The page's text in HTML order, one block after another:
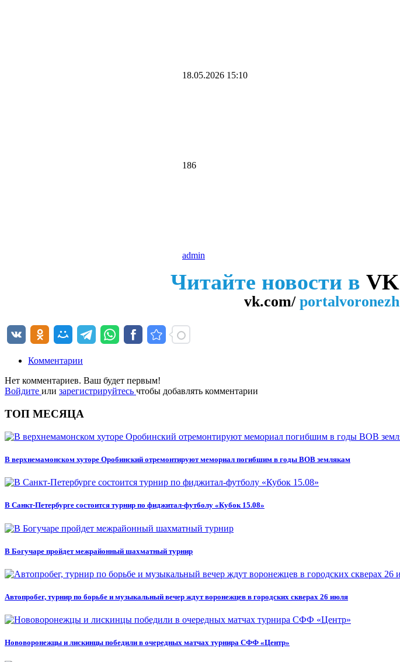
18.05.2026 15:10
186
admin
Читайте новости в VK
vk.com/ portalvoronezh
Комментарии
Нет комментариев. Ваш будет первым!
Войдите или зарегистрируйтесь чтобы добавлять комментарии
ТОП МЕСЯЦА
В верхнемамонском хуторе Оробинский отремонтируют мемориал погибшим в годы ВОВ землякам
В Санкт-Петербурге состоится турнир по фиджитал-футболу «Кубок 15.08»
В Богучаре пройдет межрайонный шахматный турнир
Автопробег, турнир по борьбе и музыкальный вечер ждут воронежцев в городских скверах 26 июля
Нововоронежцы и лискинцы победили в очередных матчах турнира СФФ «Центр»